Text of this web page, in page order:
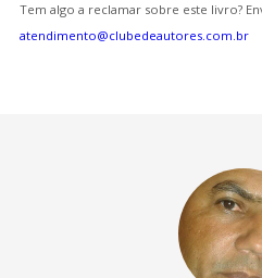
Tem algo a reclamar sobre este livro?
atendimento@clubedeautores.com.br